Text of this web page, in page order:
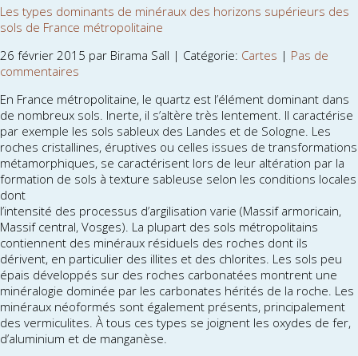
Les types dominants de minéraux des horizons supérieurs des
sols de France métropolitaine
26 février 2015 par Birama Sall | Catégorie: Cartes | Pas de
commentaires
En France métropolitaine, le quartz est l’élément dominant dans
de nombreux sols. Inerte, il s’altère très lentement. Il caractérise
par exemple les sols sableux des Landes et de Sologne. Les
roches cristallines, éruptives ou celles issues de transformations
métamorphiques, se caractérisent lors de leur altération par la
formation de sols à texture sableuse selon les conditions locales
dont
l’intensité des processus d’argilisation varie (Massif armoricain,
Massif central, Vosges). La plupart des sols métropolitains
contiennent des minéraux résiduels des roches dont ils
dérivent, en particulier des illites et des chlorites. Les sols peu
épais développés sur des roches carbonatées montrent une
minéralogie dominée par les carbonates hérités de la roche. Les
minéraux néoformés sont également présents, principalement
des vermiculites. À tous ces types se joignent les oxydes de fer,
d’aluminium et de manganèse.